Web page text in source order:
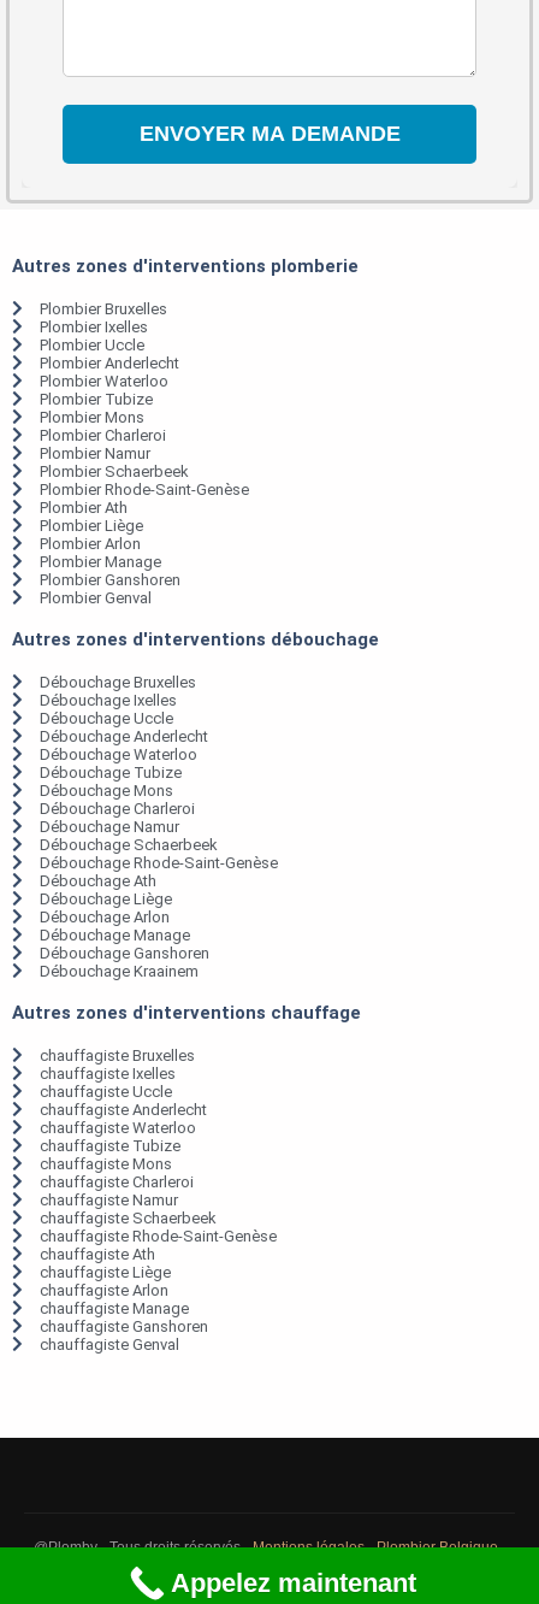
Autres zones d'interventions plomberie
Plombier Bruxelles
Plombier Ixelles
Plombier Uccle
Plombier Anderlecht
Plombier Waterloo
Plombier Tubize
Plombier Mons
Plombier Charleroi
Plombier Namur
Plombier Schaerbeek
Plombier Rhode-Saint-Genèse
Plombier Ath
Plombier Liège
Plombier Arlon
Plombier Manage
Plombier Ganshoren
Plombier Genval
Autres zones d'interventions débouchage
Débouchage Bruxelles
Débouchage Ixelles
Débouchage Uccle
Débouchage Anderlecht
Débouchage Waterloo
Débouchage Tubize
Débouchage Mons
Débouchage Charleroi
Débouchage Namur
Débouchage Schaerbeek
Débouchage Rhode-Saint-Genèse
Débouchage Ath
Débouchage Liège
Débouchage Arlon
Débouchage Manage
Débouchage Ganshoren
Débouchage Kraainem
Autres zones d'interventions chauffage
chauffagiste Bruxelles
chauffagiste Ixelles
chauffagiste Uccle
chauffagiste Anderlecht
chauffagiste Waterloo
chauffagiste Tubize
chauffagiste Mons
chauffagiste Charleroi
chauffagiste Namur
chauffagiste Schaerbeek
chauffagiste Rhode-Saint-Genèse
chauffagiste Ath
chauffagiste Liège
chauffagiste Arlon
chauffagiste Manage
chauffagiste Ganshoren
chauffagiste Genval
@Plomby - Tous droits réservés -Mentions légales-Plombier Belgique-
Débouchage Belgique
Appelez maintenant